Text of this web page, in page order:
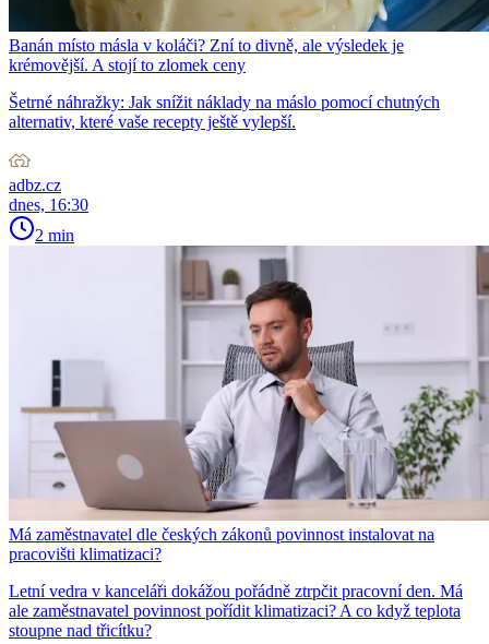
Banán místo másla v koláči? Zní to divně, ale výsledek je
krémovější. A stojí to zlomek ceny
Šetrné náhražky: Jak snížit náklady na máslo pomocí chutných
alternativ, které vaše recepty ještě vylepší.
adbz.cz
dnes, 16:30
2 min
Má zaměstnavatel dle českých zákonů povinnost instalovat na
pracovišti klimatizaci?
Letní vedra v kanceláři dokážou pořádně ztrpčit pracovní den. Má
ale zaměstnavatel povinnost pořídit klimatizaci? A co když teplota
stoupne nad třicítku?